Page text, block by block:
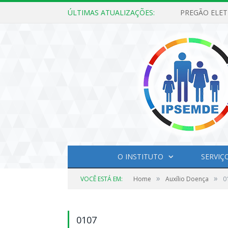
ÚLTIMAS ATUALIZAÇÕES:
O INSTITUTO
VOCÊ ESTÁ EM: Home » Auxílio Doença »
0107